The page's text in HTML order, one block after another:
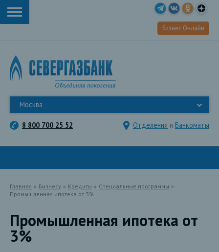
Бизнес Онлайн
Москва
8 800 700 25 52 Отделения и Банкоматы
Главная » Бизнесу » Кредиты » Специальные программы »
Промышленная ипотека от 3%
Промышленная ипотека от
3%